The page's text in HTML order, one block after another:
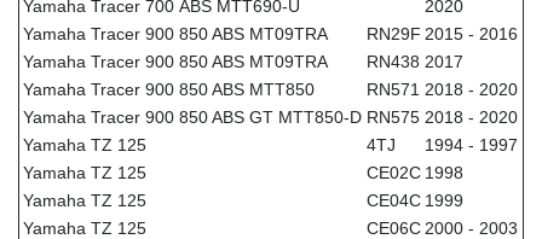
Yamaha Tracer 700 ABS MTT690-U
2020
Yamaha Tracer 900 850 ABS MT09TRA
RN29F 2015 - 2016
Yamaha Tracer 900 850 ABS MT09TRA
RN438 2017
Yamaha Tracer 900 850 ABS MTT850
RN571 2018 - 2020
Yamaha Tracer 900 850 ABS GT MTT850-D RN575 2018 - 2020
Yamaha TZ 125
4TJ
1994 - 1997
Yamaha TZ 125
CE02C 1998
Yamaha TZ 125
CE04C 1999
Yamaha TZ 125
CE06C 2000 - 2003